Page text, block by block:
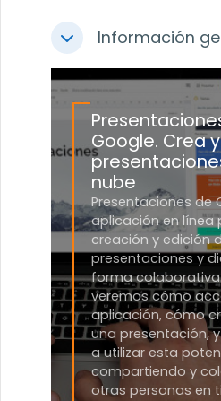
ColapsarInformación
Google. Crea
nube
Presentaciones de
aplicación en línea
creación y edición
presentaciones y
forma
veremos cómo
aplicación, cómo
una presentación,
a utilizar esta
compartiendo y
otras personas en